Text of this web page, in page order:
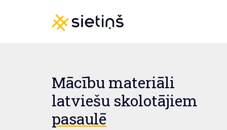
Mācību materiāli
latviešu skolotājiem
pasaulē